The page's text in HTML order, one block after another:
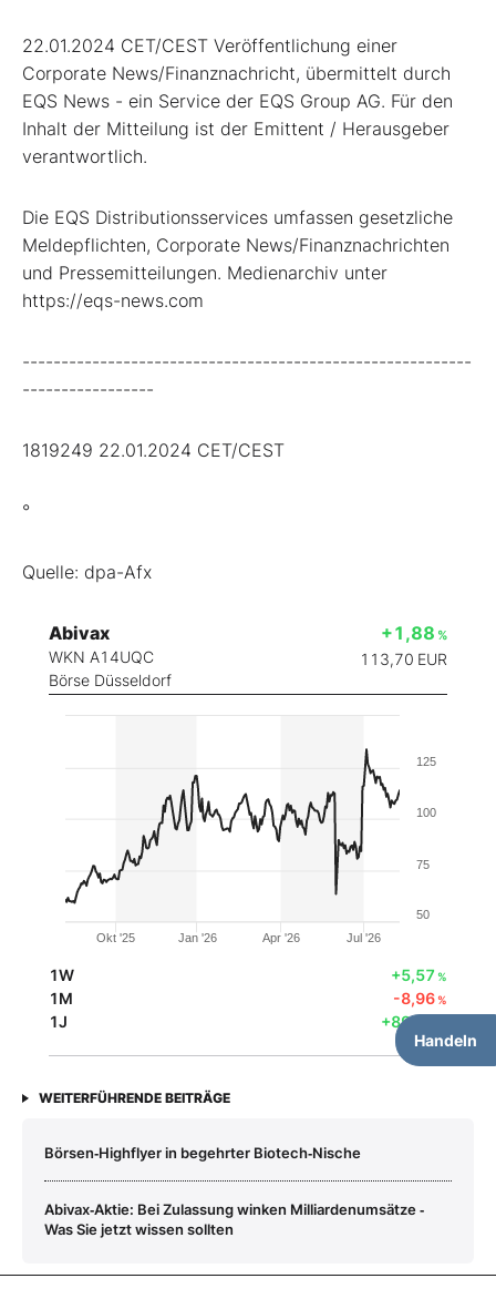
22.01.2024 CET/CEST Veröffentlichung einer
Corporate News/Finanznachricht, übermittelt durch
EQS News - ein Service der EQS Group AG. Für den
Inhalt der Mitteilung ist der Emittent / Herausgeber
verantwortlich.
Die EQS Distributionsservices umfassen gesetzliche
Meldepflichten, Corporate News/Finanznachrichten
und Pressemitteilungen. Medienarchiv unter
https://eqs-news.com
----------------------------------------------------------
-----------------
1819249 22.01.2024 CET/CEST
°
Quelle: dpa-Afx
Abivax
WKN A14UQC
Börse Düsseldorf
+1,88 %
113,70 EUR
Handeln
Okt '25 Jan '26 Apr '26 Jul '26
50
75
100
125
1W +5,57 %
1M -8,96%
1J +89,67
WEITERFÜHRENDE BEITRÄGE
Börsen‑Highflyer in begehrter Biotech‑Nische
Abivax‑Aktie: Bei Zulassung winken Milliardenumsätze ‑
Was Sie jetzt wissen sollten